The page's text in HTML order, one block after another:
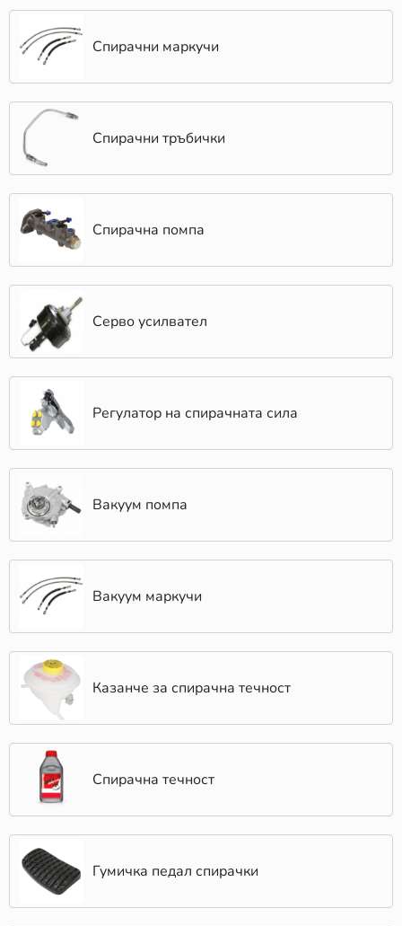
Спирачни маркучи
Спирачни тръбички
Спирачна помпа
Серво усилвател
Регулатор на спирачната сила
Вакуум помпа
Вакуум маркучи
Казанче за спирачна течност
Спирачна течност
Гумичка педал спирачки